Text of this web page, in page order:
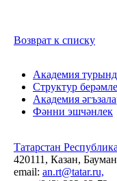
Возврат к списку
Академия
Структур
Академия
Фәнни эшчәнлек
Татарстан
420111, Казан,
email: an.rt@tatar.ru,